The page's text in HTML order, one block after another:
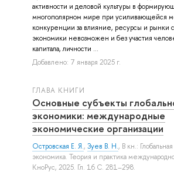
активности и деловой культуры в
многополярном мире при усиливающейся
конкуренции за влияние, ресурсы и рынки
экономики невозможен и без участия
капитала, личности ...
Добавлено: 7 января 2025 г.
ГЛАВА КНИГИ
Основные субъекты
экономики: международные
экономические организации
Островская Е. Я., Зуев В. Н., В кн.:
экономика. Теория и практика
КноРус, 2025. Гл. 16 С. 281–298.